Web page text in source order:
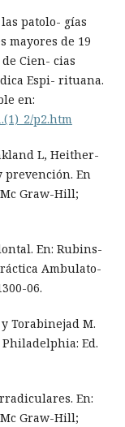
patolo- gías
mayores de 19
Cien- cias
Espi- rituana.
en:
p2.htm
L, Heither-
prevención. En
Graw-Hill;
En: Rubins-
Ambulato-
06.
Torabinejad M.
Ed.
En:
Graw-Hill;